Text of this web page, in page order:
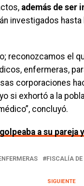
además de ser
investigados
reconozcamos el
enfermeras,
corporaciones
si exhortó a la
concluyó.
a su pareja
FISCALÍA DE
SIGUIENTE